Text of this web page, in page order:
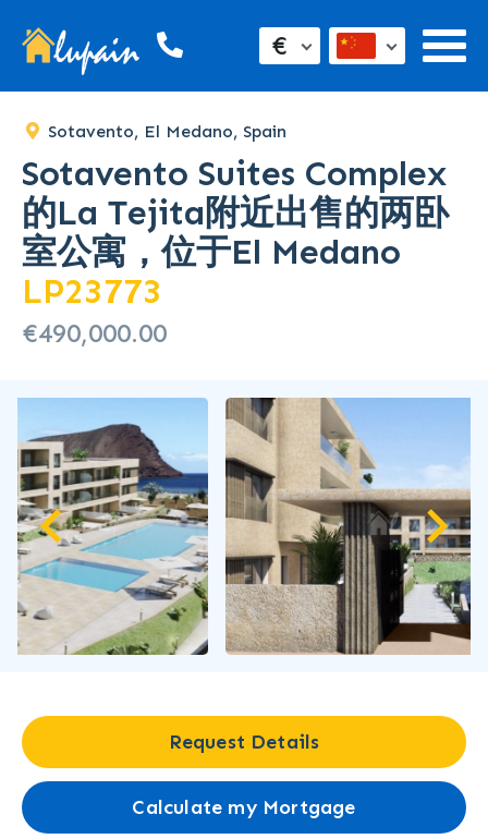
€
Sotavento, El Medano, Spain
Sotavento Suites Complex
的La Tejita附近出售的两卧
室公寓，位于El Medano
LP23773
€490,000.00
Request Details
Calculate my Mortgage